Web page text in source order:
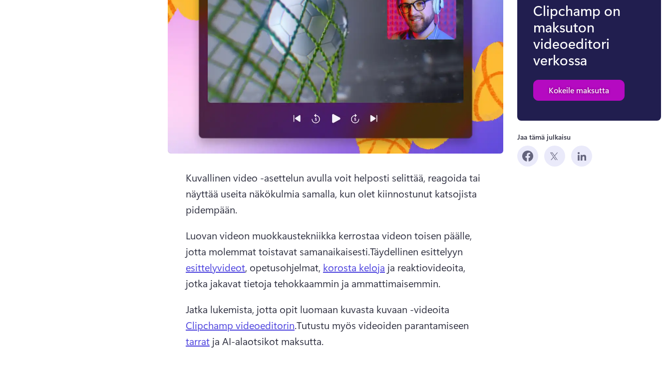
Kuvallinen video -asettelun avulla voit helposti selittää, reagoida tai
näyttää useita näkökulmia samalla, kun olet kiinnostunut katsojista
pidempään.
Luovan videon muokkaustekniikka kerrostaa videon toisen päälle,
jotta molemmat toistavat samanaikaisesti.Täydellinen esittelyyn
esittelyvideot, opetusohjelmat, korosta keloja ja reaktiovideoita,
jotka jakavat tietoja tehokkaammin ja ammattimaisemmin.
Jatka lukemista, jotta opit luomaan kuvasta kuvaan -videoita
Clipchamp videoeditorin.Tutustu myös videoiden parantamiseen
tarrat ja AI-alaotsikot maksutta.
Clipchamp on
maksuton
videoeditori
verkossa
Kokeile maksutta
Jaa tämä julkaisu